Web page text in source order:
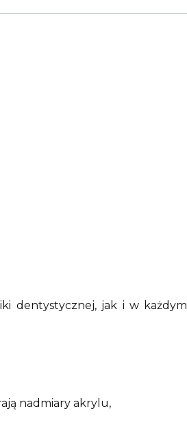
dentystycznej, jak i w każdym
nadmiary akrylu,